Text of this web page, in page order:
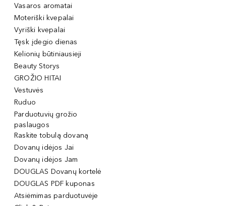
Vasaros aromatai
Moteriški kvepalai
Vyriški kvepalai
Tęsk įdegio dienas
Kelionių būtiniausieji
Beauty Storys
GROŽIO HITAI
Vestuvės
Ruduo
Parduotuvių grožio
paslaugos
Raskite tobulą dovaną
Dovanų idėjos Jai
Dovanų idėjos Jam
DOUGLAS Dovanų kortelė
DOUGLAS PDF kuponas
Atsiėmimas parduotuvėje